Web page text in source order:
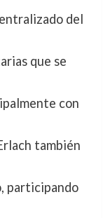
del
que se
con
también
participando